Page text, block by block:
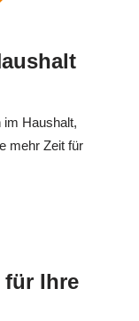
im Haushalt,
mehr Zeit für
für Ihre